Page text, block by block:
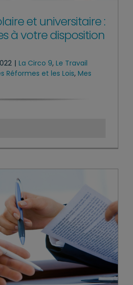
et universitaire :
à votre disposition
| La Circo 9, Le Travail
Réformes et les Lois, Mes